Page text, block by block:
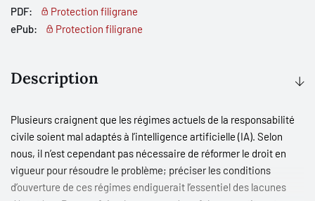
PDF:
Protection filigrane
ePub:
Protection filigrane
Description
Plusieurs craignent que les régimes actuels de la responsabilité
civile soient mal adaptés à l’intelligence artificielle (IA). Selon
nous, il n’est cependant pas nécessaire de réformer le droit en
vigueur pour résoudre le problème; préciser les conditions
d’ouverture de ces régimes endiguerait l’essentiel des lacunes